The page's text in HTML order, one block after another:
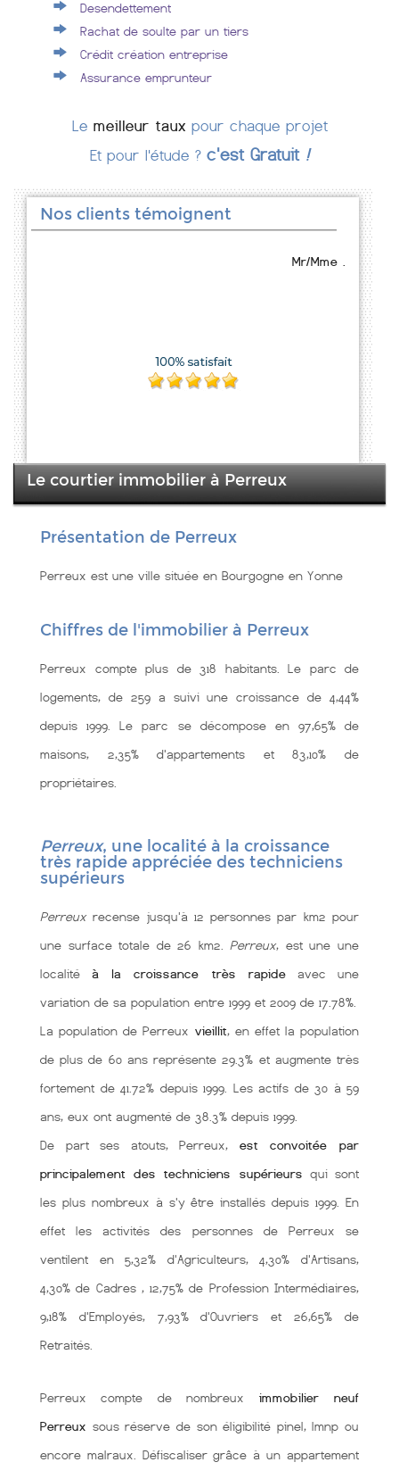
Desendettement
Rachat de soulte par un tiers
Crédit création entreprise
Assurance emprunteur
Le meilleur taux pour chaque projet
Et pour l'étude ? c'est Gratuit !
Nos clients témoignent
Mr/Mme .
Le courtier immobilier à Perreux
Présentation de Perreux
Perreux est une ville située en Bourgogne en Yonne
Chiffres de l'immobilier à Perreux
Perreux compte plus de 318 habitants. Le parc de
logements, de 259 a suivi une croissance de 4,44%
depuis 1999. Le parc se décompose en 97,65% de
maisons, 2,35% d'appartements et 83,10% de
propriétaires.
Perreux, une localité à la croissance
très rapide appréciée des techniciens
supérieurs
Perreuxrecense jusqu'à 12 personnes par km2 pour
une surface totale de 26 km2. Perreux, est une une
localitéà la croissance très rapideavec une
variation de sa population entre 1999 et 2009 de 17.78%.
La population de Perreux vieillit, en effet la population
de plus de 60 ans représente 29.3% et augmente très
fortement de 41.72% depuis 1999. Les actifs de 30 à 59
ans, eux ont augmenté de 38.3% depuis 1999.
De part ses atouts, Perreux, est convoitée par
principalement des techniciens supérieurs qui sont
les plus nombreux à s'y être installés depuis 1999. En
effet les activités des personnes de Perreux se
ventilent en 5,32% d'Agriculteurs, 4,30% d'Artisans,
4,30% de Cadres , 12,75% de Profession Intermédiaires,
9,18% d'Employés, 7,93% d'Ouvriers et 26,65% de
Retraités.
Perreux compte de nombreux immobilier neuf
Perreux sous réserve de son éligibilité pinel, lmnp ou
encore malraux. Défiscaliser grâce à un appartement